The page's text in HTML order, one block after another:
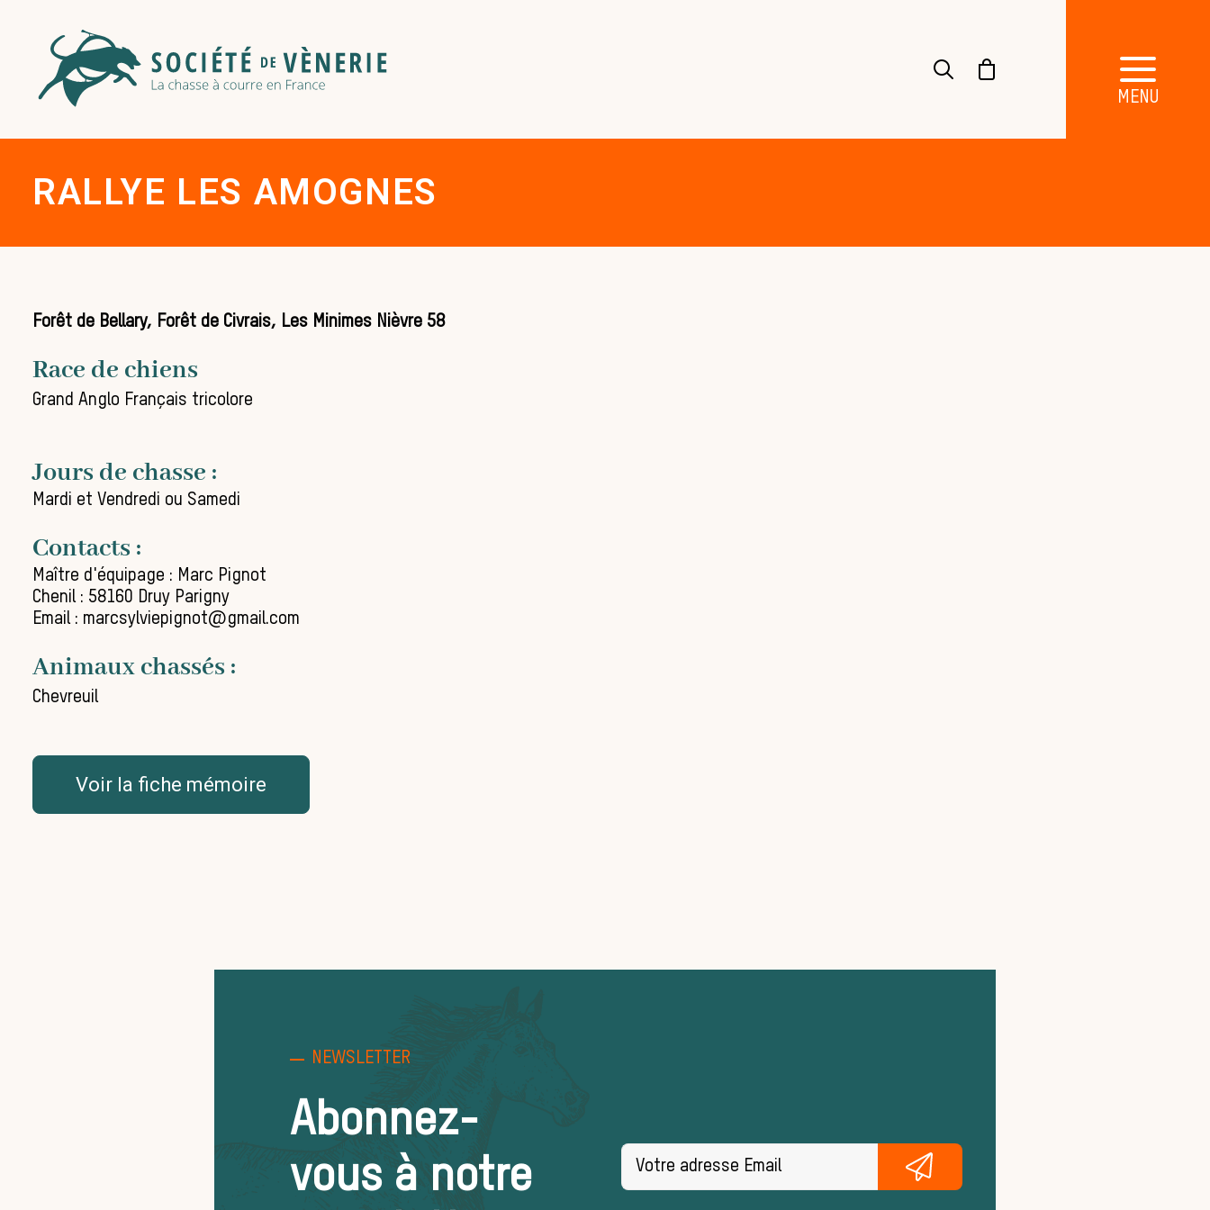
RALLYE LES AMOGNES
Forêt de Bellary, Forêt de Civrais, Les Minimes Nièvre 58
Race de chiens
Grand Anglo Français tricolore
Jours de chasse :
Mardi et Vendredi ou Samedi
Contacts :
Maître d'équipage : Marc Pignot
Chenil : 58160 Druy Parigny
Email : marcsylviepignot@gmail.com
Animaux chassés :
Chevreuil
Voir la fiche mémoire
NEWSLETTER
Abonnez-
vous à notre